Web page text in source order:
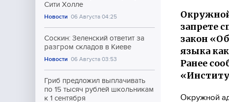
Сити Холле
Новости 06 Августа 04:25
Соскин: Зеленский ответит за
разгром складов в Киеве
Новости 06 Августа 03:53
Гриб предложил выплачивать
по 15 тысяч рублей школьникам
к 1 сентября
запрете
закон
языка
Ранее
Окружной